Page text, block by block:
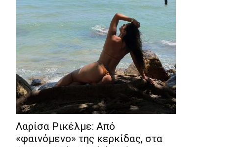
Λαρίσα Ρικέλμε: Από
«φαινόμενο» της κερκίδας, στα